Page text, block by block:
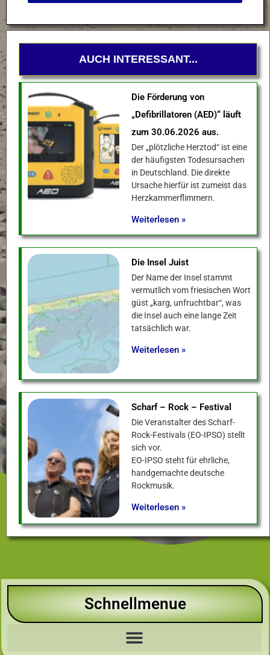
AUCH INTERESSANT...
Die Förderung von
„Defibrillatoren (AED)“ läuft
zum 30.06.2026 aus.
Der „plötzliche Herztod“ ist eine
der häufigsten Todesursachen
in Deutschland. Die direkte
Ursache hierfür ist zumeist das
Herzkammerflimmern.
Weiterlesen »
Die Insel Juist
Der Name der Insel stammt
vermutlich vom friesischen Wort
güst „karg, unfruchtbar“, was
die Insel auch eine lange Zeit
tatsächlich war.
Weiterlesen »
Scharf – Rock – Festival
Die Veranstalter des Scharf-
Rock-Festivals (EO-IPSO) stellt
sich vor.
EO-IPSO steht für ehrliche,
handgemachte deutsche
Rockmusik.
Weiterlesen »
Schnellmenue